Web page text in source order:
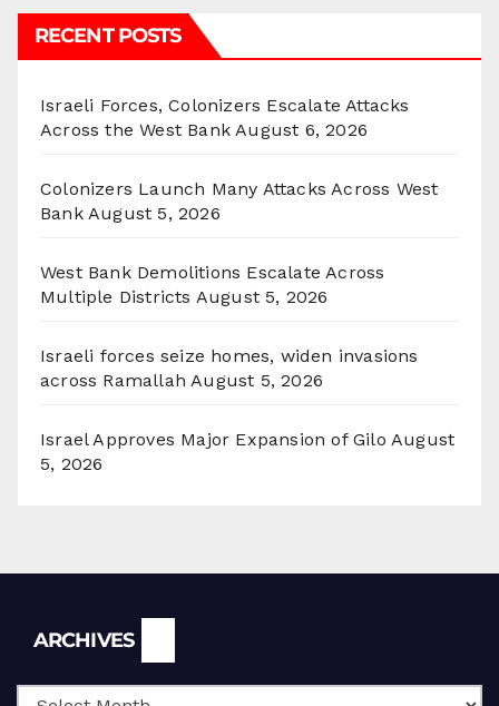
RECENT POSTS
Israeli Forces, Colonizers Escalate Attacks
Across the West Bank August 6, 2026
Colonizers Launch Many Attacks Across West
Bank August 5, 2026
West Bank Demolitions Escalate Across
Multiple Districts August 5, 2026
Israeli forces seize homes, widen invasions
across Ramallah August 5, 2026
Israel Approves Major Expansion of Gilo August
5, 2026
ARCHIVES